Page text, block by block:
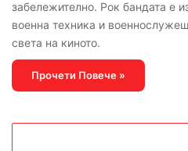
забележително. Рок бандата е
военна техника и
света на киното.
Прочети Повече »